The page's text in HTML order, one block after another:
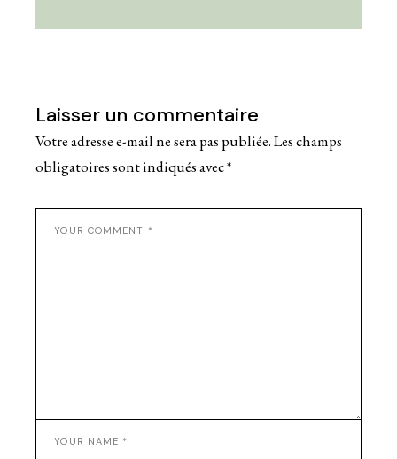
Laisser un commentaire
Votre adresse e-mail ne sera pas publiée.Les champs
obligatoires sont indiqués avec*